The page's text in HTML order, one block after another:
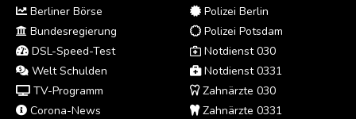
Berliner Börse
Bundesregierung
DSL-Speed-Test
Welt Schulden
TV-Programm
Corona-News
Polizei Berlin
Polizei Potsdam
Notdienst 030
Notdienst 0331
Zahnärzte 030
Zahnärzte 0331